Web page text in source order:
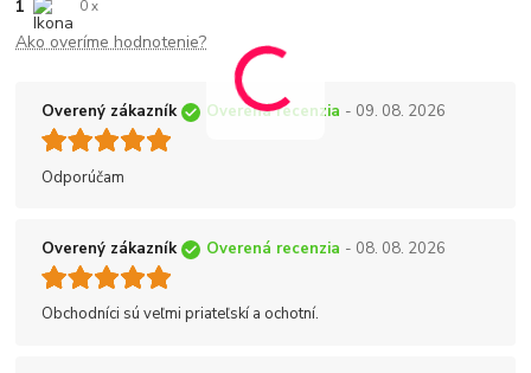
1 0 x
Ako overíme hodnotenie?
Overený zákazník Overená recenzia - 09. 08. 2026
Odporúčam
Overený zákazník Overená recenzia - 08. 08. 2026
Obchodníci sú veľmi priateľskí a ochotní.